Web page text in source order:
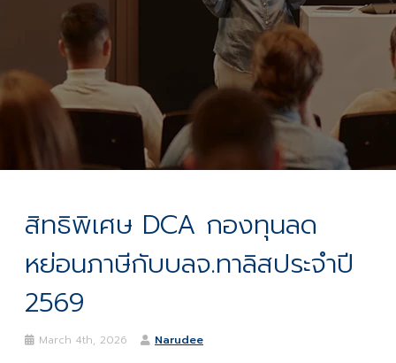
สิทธิพิเศษ DCA กองทุนลด
หย่อนภาษีกับบลจ.ทาลิสประจำปี
2569
March 4th, 2026 Narudee